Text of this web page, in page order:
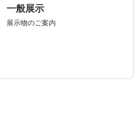
一般展示
展示物のご案内